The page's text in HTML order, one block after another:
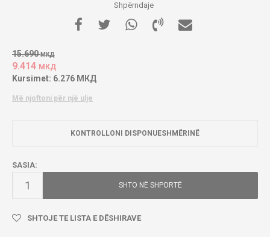
Shpërndaje
15.690 МКД
9.414 МКД
Kursimet: 6.276 МКД
Më njoftoni për një ulje
KONTROLLONI DISPONUESHMËRINË
SASIA:
SHTO NË SHPORTË
SHTOJE TE LISTA E DËSHIRAVE